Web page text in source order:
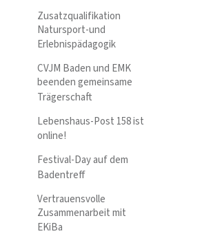
Zusatzqualifikation
Natursport-und
Erlebnispädagogik
CVJM Baden und EMK
beenden gemeinsame
Trägerschaft
Lebenshaus-Post 158 ist
online!
Festival-Day auf dem
Badentreff
Vertrauensvolle
Zusammenarbeit mit
EKiBa